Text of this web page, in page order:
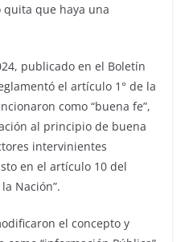
quita que haya una
publicado en el Boletín
el artículo 1° de la
como “buena fe”,
al principio de buena
intervinientes
en el artículo 10 del
Nación”.
el concepto y